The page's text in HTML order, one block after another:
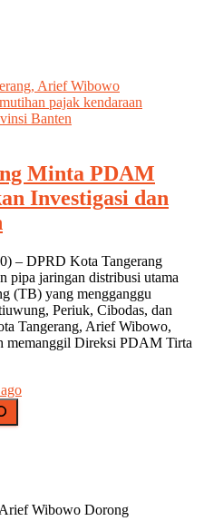
Minta PDAM
Investigasi dan
– DPRD Kota Tangerang
pipa jaringan distribusi utama
(TB) yang mengganggu
Periuk, Cibodas, dan
Tangerang, Arief Wibowo,
memanggil Direksi PDAM Tirta
ago